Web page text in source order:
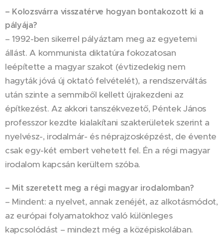
– Kolozsvárra visszatérve hogyan bontakozott ki a
pályája?
– 1992-ben sikerrel pályáztam meg az egyetemi
állást. A kommunista diktatúra fokozatosan
leépítette a magyar szakot (évtizedekig nem
hagyták jóvá új oktató felvételét), a rendszerváltás
után szinte a semmiből kellett újrakezdeni az
építkezést. Az akkori tanszékvezető, Péntek János
professzor kezdte kialakítani szakterületek szerint a
nyelvész-, irodalmár- és néprajzosképzést, de évente
csak egy-két embert vehetett fel. Én a régi magyar
irodalom kapcsán kerültem szóba.
– Mit szeretett meg a régi magyar irodalomban?
– Mindent: a nyelvet, annak zenéjét, az alkotásmódot,
az európai folyamatokhoz való különleges
kapcsolódást – mindezt még a középiskolában.